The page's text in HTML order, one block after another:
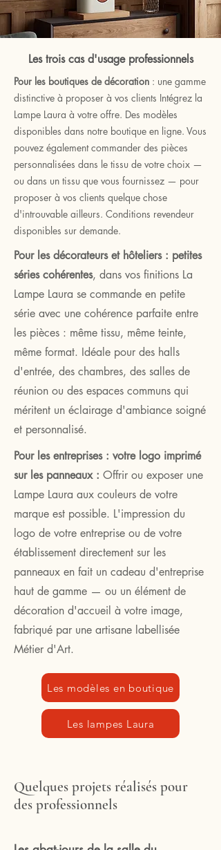
Les trois cas d'usage professionnels
Pour les boutiques de décoration : une gamme
distinctive à proposer à vos clients Intégrez la
Lampe Laura à votre offre. Des modèles
disponibles dans notre boutique en ligne. Vous
pouvez également commander des pièces
personnalisées dans le tissu de votre choix —
ou dans un tissu que vous fournissez — pour
proposer à vos clients quelque chose
d'introuvable ailleurs. Conditions revendeur
disponibles sur demande.
Pour les décorateurs et hôteliers : petites
séries cohérentes, dans vos finitions La
Lampe Laura se commande en petite
série avec une cohérence parfaite entre
les pièces : même tissu, même teinte,
même format. Idéale pour des halls
d'entrée, des chambres, des salles de
réunion ou des espaces communs qui
méritent un éclairage d'ambiance soigné
et personnalisé.
Pour les entreprises : votre logo imprimé
sur les panneaux : Offrir ou exposer une
Lampe Laura aux couleurs de votre
marque est possible. L'impression du
logo de votre entreprise ou de votre
établissement directement sur les
panneaux en fait un cadeau d'entreprise
haut de gamme — ou un élément de
décoration d'accueil à votre image,
fabriqué par une artisane labellisée
Métier d'Art.
Les modèles en boutique
Les lampes Laura
Quelques projets réalisés pour
des professionnels